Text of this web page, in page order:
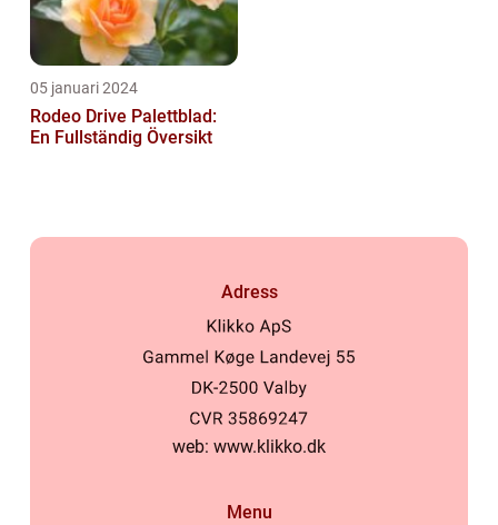
05 januari 2024
Rodeo Drive Palettblad:
En Fullständig Översikt
Adress
web: www.klikko.dk
Menu